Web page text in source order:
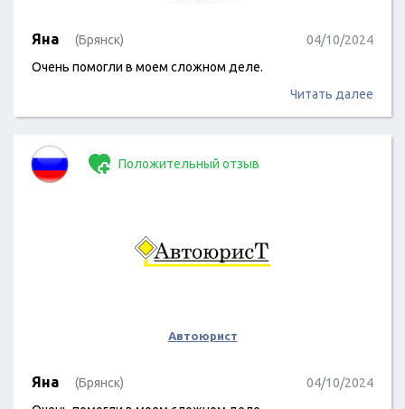
Яна (Брянск)
04/10/2024
Очень помогли в моем сложном деле.
Читать далее
Положительный отзыв
Автоюрист
Яна (Брянск)
04/10/2024